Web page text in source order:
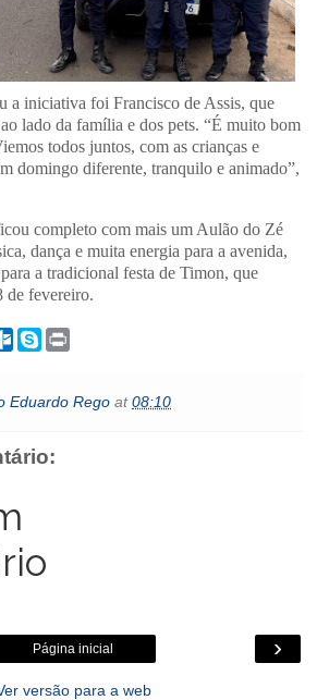
a iniciativa foi Francisco de Assis, que
lado da família e dos pets. “É muito bom
todos juntos, com as crianças e
domingo diferente, tranquilo e animado”,
completo com mais um Aulão do Zé
dança e muita energia para a avenida,
a tradicional festa de Timon, que
de fevereiro.
O
u
o
.
m
S
k
e
t
Eduardo Rego at08:10
›
Página inicial
versão para a web